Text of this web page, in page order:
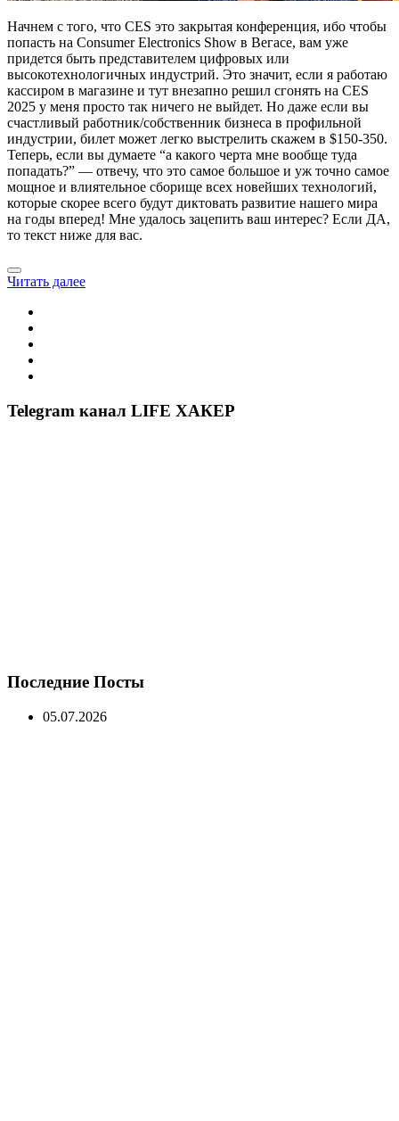
Начнем с того, что CES это закрытая конференция, ибо чтобы
попасть на Consumer Electronics Show в Вегасе, вам уже
придется быть представителем цифровых или
высокотехнологичных индустрий. Это значит, если я работаю
кассиром в магазине и тут внезапно решил сгонять на CES
2025 у меня просто так ничего не выйдет. Но даже если вы
счастливый работник/собственник бизнеса в профильной
индустрии, билет может легко выстрелить скажем в $150-350.
Теперь, если вы думаете “а какого черта мне вообще туда
попадать?” — отвечу, что это самое большое и уж точно самое
мощное и влиятельное сборище всех новейших технологий,
которые скорее всего будут диктовать развитие нашего мира
на годы вперед! Мне удалось зацепить ваш интерес? Если ДА,
то текст ниже для вас.
Читать далее
Telegram канал LIFE ХАКЕР
Последние Посты
05.07.2026